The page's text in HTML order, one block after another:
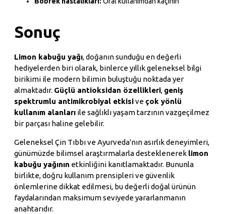
Sonuç
Limon kabuğu yağı, doğanın sunduğu en değerli
hediyelerden biri olarak, binlerce yıllık geleneksel bilgi
birikimi ile modern bilimin buluştuğu noktada yer
almaktadır. Güçlü antioksidan özellikleri, geniş
spektrumlu antimikrobiyal etkisive çok yönlü
kullanım alanları ile sağlıklı yaşam tarzının vazgeçilmez
bir parçası haline gelebilir.
Geleneksel Çin Tıbbı ve Ayurveda'nın asırlık deneyimleri,
günümüzde bilimsel araştırmalarla desteklenerek limon
kabuğu yağının etkinliğini kanıtlamaktadır. Bununla
birlikte, doğru kullanım prensipleri ve güvenlik
önlemlerine dikkat edilmesi, bu değerli doğal ürünün
faydalarından maksimum seviyede yararlanmanın
anahtarıdır.